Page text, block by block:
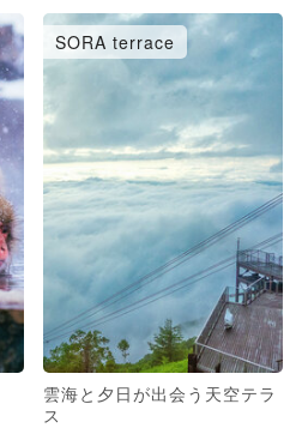
SORA terrace
雲海と夕日が出会う天空テラ
ス